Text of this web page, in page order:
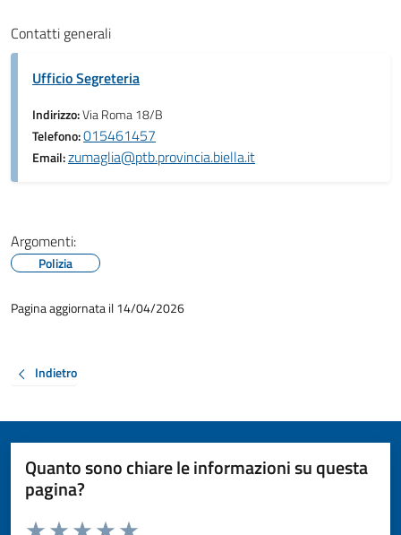
Contatti generali
Ufficio Segreteria
Indirizzo:Via Roma 18/B
Telefono:015461457
Email:zumaglia@ptb.provincia.biella.it
Argomenti:
Polizia
Pagina aggiornata il 14/04/2026
Indietro
Quanto sono chiare le informazioni su questa
pagina?
Valuta da 1 a 5 stelle la pagina